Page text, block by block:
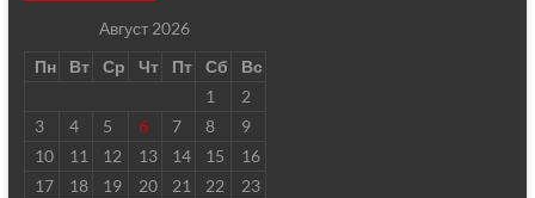
Август 2026
Пн
Вт Ср Чт Пт Сб
Вс
1
2
3
4 5 6 7 8
9
10
11 12 13 14 15
16
17
18 19 20 21 22
23